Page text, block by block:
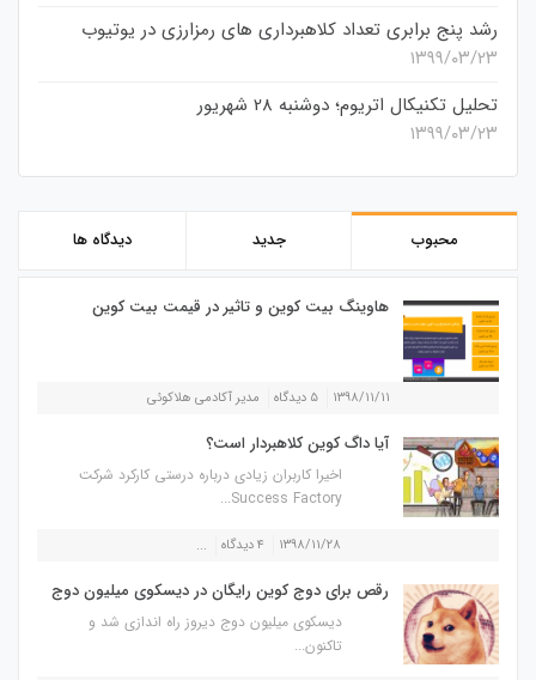
رشد پنج برابری تعداد کلاهبرداری های رمزارزی در یوتیوب
۱۳۹۹/۰۳/۲۳
تحلیل تکنیکال اتریوم؛ دوشنبه 28 شهریور
۱۳۹۹/۰۳/۲۳
محبوب جدید دیدگاه ها
هاوینگ بیت کوین و تاثیر در قیمت بیت کوین
۱۳۹۸/۱۱/۱۱ ۵ دیدگاه مدیر آکادمی هلاکوئی
آیا داگ کوین کلاهبردار است؟
اخیرا کاربران زیادی درباره درستی کارکرد شرکت
Success Factory...
۱۳۹۸/۱۱/۲۸ ۴ دیدگاه ...
رقص برای دوج کوین رایگان در دیسکوی میلیون دوج
دیسکوی میلیون دوج دیروز راه اندازی شد و
تاکنون...